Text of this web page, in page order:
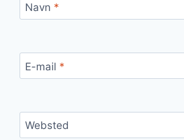
Navn *
E-mail *
Websted